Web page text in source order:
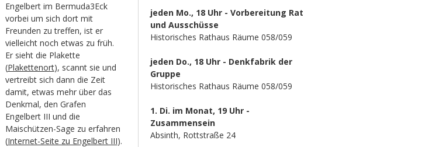
Engelbert im Bermuda3Eck
vorbei um sich dort mit
Freunden zu treffen, ist er
vielleicht noch etwas zu früh.
Er sieht die Plakette
(Plakettenort), scannt sie und
vertreibt sich dann die Zeit
damit, etwas mehr über das
Denkmal, den Grafen
Engelbert III und die
Maischützen-Sage zu erfahren
(Internet-Seite zu Engelbert III).
jeden Mo., 18 Uhr - Vorbereitung Rat
und Ausschüsse
Historisches Rathaus Räume 058/059
jeden Do., 18 Uhr - Denkfabrik der
Gruppe
Historisches Rathaus Räume 058/059
1. Di. im Monat, 19 Uhr -
Zusammensein
Absinth, Rottstraße 24